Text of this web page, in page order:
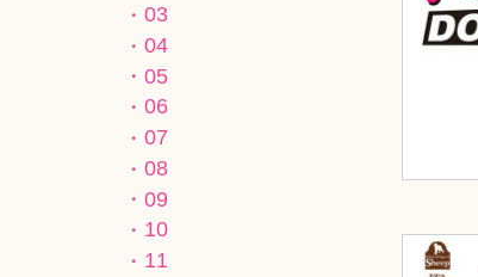
03
04
05
06
07
08
09
10
11